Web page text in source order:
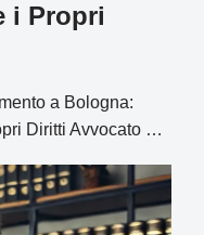
i Propri
a Bologna:
Diritti Avvocato …